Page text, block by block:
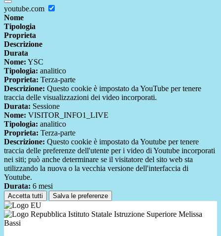
youtube.com
Nome
Tipologia
Proprieta
Descrizione
Durata
Nome: YSC
Tipologia: analitico
Proprieta: Terza-parte
Descrizione: Questo cookie è impostato da YouTube per tenere
traccia delle visualizzazioni dei video incorporati.
Durata: Sessione
Nome: VISITOR_INFO1_LIVE
Tipologia: analitico
Proprieta: Terza-parte
Descrizione: Questo cookie è impostato da Youtube per tenere
traccia delle preferenze dell'utente per i video di Youtube incorporati
nei siti; può anche determinare se il visitatore del sito web sta
utilizzando la nuova o la vecchia versione dell'interfaccia di
Youtube.
Durata: 6 mesi
Accetta tutti Salva le preferenze
Istituto Statale Istruzione Superiore Melissa
Bassi